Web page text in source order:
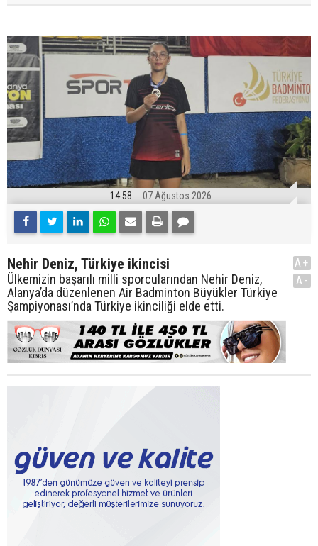
14:58 07 Ağustos 2026
Nehir Deniz, Türkiye ikincisi
Ülkemizin başarılı milli sporcularından Nehir Deniz,
Alanya’da düzenlenen Air Badminton Büyükler Türkiye
Şampiyonası’nda Türkiye ikinciliği elde etti.
A+
A-